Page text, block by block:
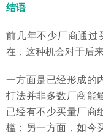
结语
前几年不少厂商通过
在，这种机会对于后
一方面是已经形成的
打法并非多数厂商能
已经有不少买量厂商
槛；另一方面，如今